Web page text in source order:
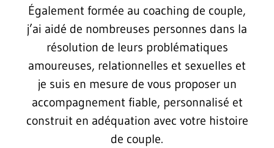
Également formée au coaching de couple,
j’ai aidé de nombreuses personnes dans la
résolution de leurs problématiques
amoureuses, relationnelles et sexuelles et
je suis en mesure de vous proposer un
accompagnement fiable, personnalisé et
construit en adéquation avec votre histoire
de couple.